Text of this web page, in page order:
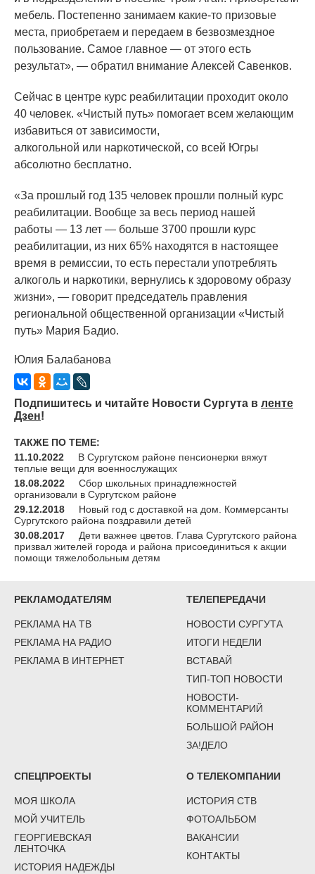
мебель. Постепенно занимаем какие-то призовые
места, приобретаем и передаем в безвозмездное
пользование. Самое главное — от этого есть
результат», — обратил внимание Алексей Савенков.
Сейчас в центре курс реабилитации проходит около
40 человек. «Чистый путь» помогает всем желающим
избавиться от зависимости,
алкогольной или наркотической, со всей Югры
абсолютно бесплатно.
«За прошлый год 135 человек прошли полный курс
реабилитации. Вообще за весь период нашей
работы — 13 лет — больше 3700 прошли курс
реабилитации, из них 65% находятся в настоящее
время в ремиссии, то есть перестали употреблять
алкоголь и наркотики, вернулись к здоровому образу
жизни», — говорит председатель правления
региональной общественной организации «Чистый
путь» Мария Бадио.
Юлия Балабанова
Подпишитесь и читайте Новости Сургута в ленте
Дзен!
ТАКЖЕ ПО ТЕМЕ:
11.10.2022
В Сургутском районе пенсионерки вяжут
теплые вещи для военнослужащих
18.08.2022
Сбор школьных принадлежностей
организовали в Сургутском районе
29.12.2018
Новый год с доставкой на дом. Коммерсанты
Сургутского района поздравили детей
30.08.2017
Дети важнее цветов. Глава Сургутского района
призвал жителей города и района присоединиться к акции
помощи тяжелобольным детям
РЕКЛАМОДАТЕЛЯМ
РЕКЛАМА НА ТВ
РЕКЛАМА НА РАДИО
РЕКЛАМА В ИНТЕРНЕТ
ТЕЛЕПЕРЕДАЧИ
НОВОСТИ СУРГУТА
ИТОГИ НЕДЕЛИ
ВСТАВАЙ
ТИП-ТОП НОВОСТИ
НОВОСТИ-
КОММЕНТАРИЙ
БОЛЬШОЙ РАЙОН
ЗА!ДЕЛО
СПЕЦПРОЕКТЫ
МОЯ ШКОЛА
МОЙ УЧИТЕЛЬ
ГЕОРГИЕВСКАЯ
ЛЕНТОЧКА
ИСТОРИЯ НАДЕЖДЫ
О ТЕЛЕКОМПАНИИ
ИСТОРИЯ СТВ
ФОТОАЛЬБОМ
ВАКАНСИИ
КОНТАКТЫ